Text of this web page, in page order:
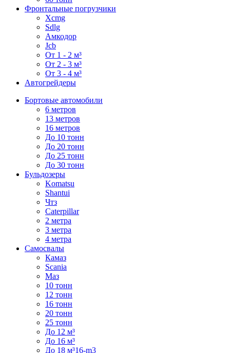
Фронтальные погрузчики
Xcmg
Sdlg
Амкодор
Jcb
От 1 - 2 м³
От 2 - 3 м³
От 3 - 4 м³
Автогрейдеры
Бортовые автомобили
6 метров
13 метров
16 метров
До 10 тонн
До 20 тонн
До 25 тонн
До 30 тонн
Бульдозеры
Komatsu
Shantui
Чтз
Caterpillar
2 метра
3 метра
4 метра
Самосвалы
Камаз
Scania
Маз
10 тонн
12 тонн
16 тонн
20 тонн
25 тонн
До 12 м³
До 16 м³
До 18 м³16-m3